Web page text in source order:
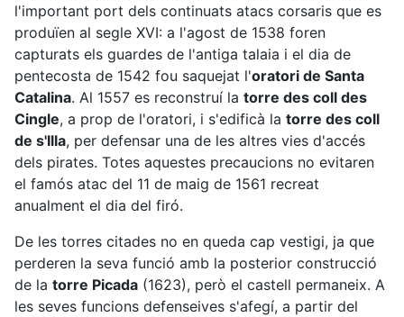
l'important port dels continuats atacs corsaris que es
produïen al segle XVI: a l'agost de 1538 foren
capturats els guardes de l'antiga talaia i el dia de
pentecosta de 1542 fou saquejat l'oratori de Santa
Catalina. Al 1557 es reconstruí la torre des coll des
Cingle, a prop de l'oratori, i s'edificà la torre des coll
de s'Illa, per defensar una de les altres vies d'accés
dels pirates. Totes aquestes precaucions no evitaren
el famós atac del 11 de maig de 1561 recreat
anualment el dia del firó.
De les torres citades no en queda cap vestigi, ja que
perderen la seva funció amb la posterior construcció
de la torre Picada (1623), però el castell permaneix. A
les seves funcions defenseives s'afegí, a partir del